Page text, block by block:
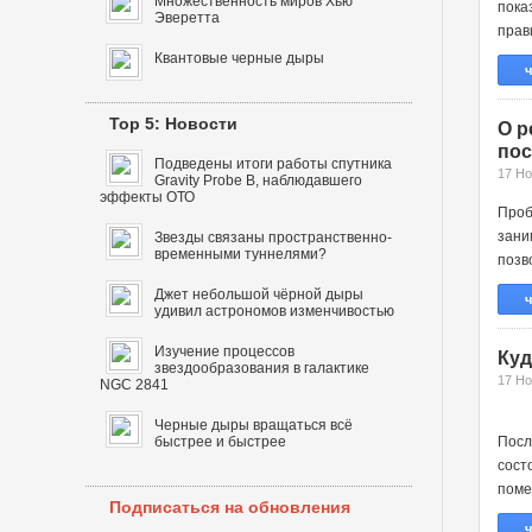
О
17
17
Эверетта
Квантовые черные дыры
Top 5: Новости
Подведены итоги работы спутника
Gravity Probe B, наблюдавшего
эффекты ОТО
Звезды связаны пространственно-
временными туннелями?
Джет небольшой чёрной дыры
удивил астрономов изменчивостью
Изучение процессов
звездообразования в галактике
NGC 2841
Черные дыры вращаться всё
быстрее и быстрее
Подписаться на обновления